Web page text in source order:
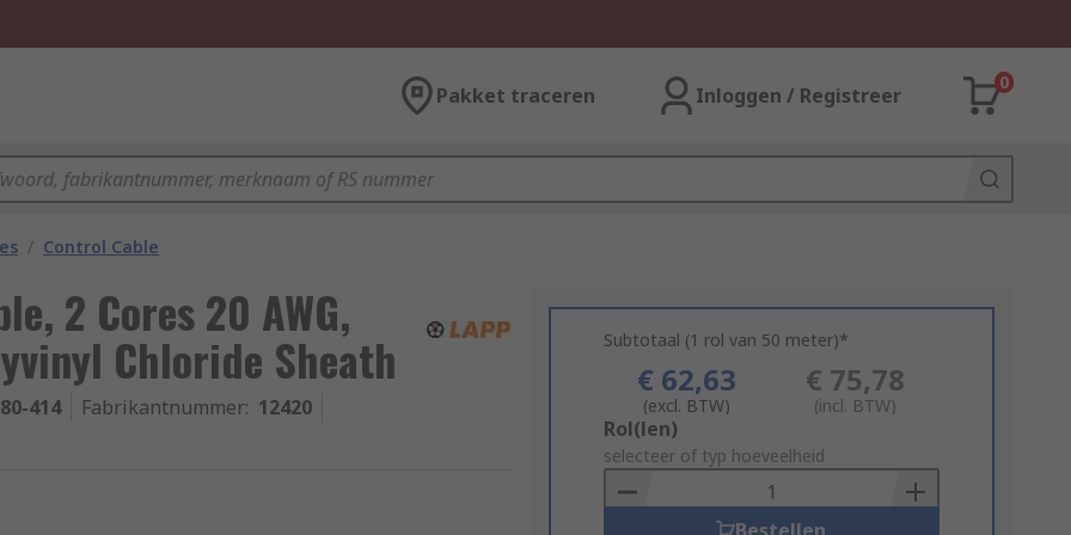
Pakket traceren Inloggen / Registreer
0
/ Control Cable
2 Cores 20 AWG,
Chloride Sheath
414 Fabrikantnummer: 12420
Subtotaal (1 rol van 50 meter)*
€ 62,63
(excl. BTW)
€ 75,78
(incl. BTW)
Add
to
Basket
Rol(len)
selecteer of typ hoeveelheid